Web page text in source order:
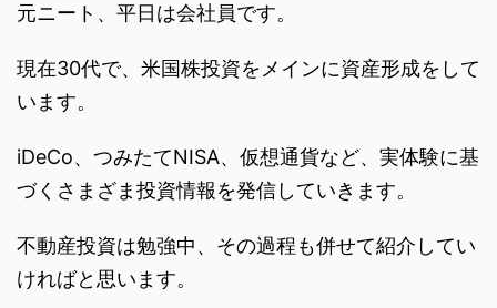
元ニート、平日は会社員です。
現在30代で、米国株投資をメインに資産形成をして
います。
iDeCo、つみたてNISA、仮想通貨など、実体験に基
づくさまざま投資情報を発信していきます。
不動産投資は勉強中、その過程も併せて紹介してい
ければと思います。